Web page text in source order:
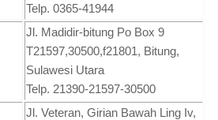
Telp. 0365-41944
Jl. Madidir-bitung Po Box 9
T21597,30500,f21801, Bitung,
Sulawesi Utara
Telp. 21390-21597-30500
Jl. Veteran, Girian Bawah Ling Iv,